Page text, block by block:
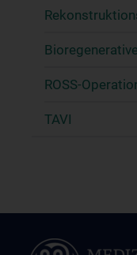
ROSS-
TAVI